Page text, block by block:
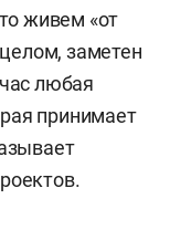
живем «от
заметен
любая
принимает